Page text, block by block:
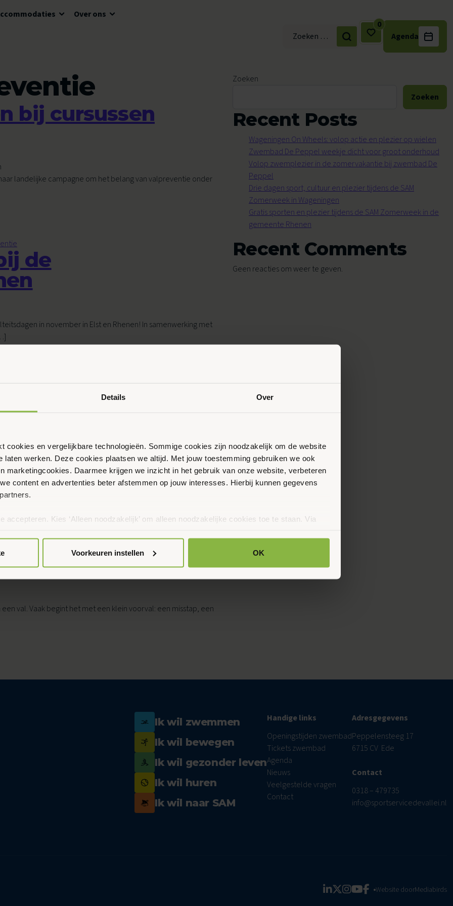
Details Over
cookies en vergelijkbare technologieën. Sommige cookies zijn noodzakelijk om de website
laten werken. Deze cookies plaatsen we altijd. Met jouw toestemming gebruiken we ook
marketingcookies. Daarmee krijgen we inzicht in het gebruik van onze website, verbeteren
content en advertenties beter afstemmen op jouw interesses. Hierbij kunnen gegevens
accepteren. Kies ‘Alleen noodzakelijk’ om alleen noodzakelijke cookies toe te staan. Via
Voorkeuren instellen OK
Voor kinderen
Voor jongeren
Voor volwassenen
Evenementen
Bewegingsonderwijs
SAM Schoolsport
SAM School Olympiade
Over ons
Zoek naar:
0
Agenda
bij cursussen
landelijke campagne om het belang van valpreventie onder
de
in november in Elst en Rhenen! In samenwerking met
in Rhenen
Tijd. Vanwege het succes van de eerdere groep en de
val. Vaak begint het met een klein voorval: een misstap, een
Zoeken
Zoeken
Recent Posts
Wageningen On Wheels: volop actie en plezier op wielen
Zwembad De Peppel weekje dicht voor groot onderhoud
Volop zwemplezier in de zomervakantie bij zwembad De
Peppel
Drie dagen sport, cultuur en plezier tijdens de SAM
Zomerweek in Wageningen
Gratis sporten en plezier tijdens de SAM Zomerweek in de
gemeente Rhenen
Recent Comments
Geen reacties om weer te geven.
Ik wil zwemmen
Ik wil bewegen
Ik wil gezonder leven
Ik wil huren
Ik wil naar SAM
Handige links
Openingstijden zwembad
Tickets zwembad
Agenda
Nieuws
Veelgestelde vragen
Contact
Adresgegevens
Peppelensteeg 17
6715 CV Ede
Contact
0318 – 479735
info@sportservicedevallei.nl
Website doorMediabirds